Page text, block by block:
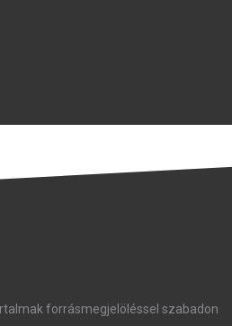
forrásmegjelöléssel szabadon